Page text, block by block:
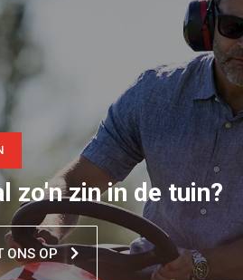
zo'n zin in de tuin?
ONS OP 